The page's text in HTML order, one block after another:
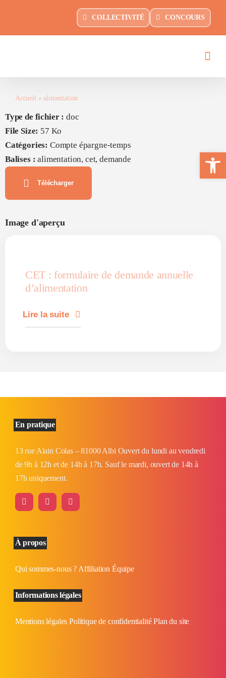
Ouvrir
contenu
COLLECTIVITÉ CONCOURS
Accueil »alimentation
Type de fichier : doc
File Size: 57 Ko
Catégories: Compte épargne-temps
Balises :alimentation, cet, demande
Télécharger
Image d'aperçu
CET : formulaire de demande annuelle
d’alimentation
Lire la suite
En pratique
13 rue Alain Colas – 81000 Albi Ouvert du lundi au vendredi
de 9h à 12h et de 14h à 17h. Sauf le mardi, ouvert de 14h à
17h uniquement.
À propos
Qui sommes-nous ? Affiliation Équipe
Informations légales
Mentions légales Politique de confidentialité Plan du site